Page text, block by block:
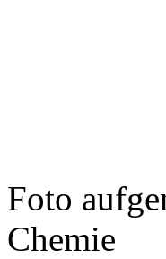
Foto
Chemie